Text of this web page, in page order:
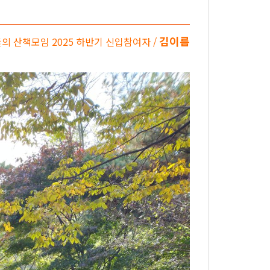
산책모임 2025 하반기 신입참여자 / 김이름